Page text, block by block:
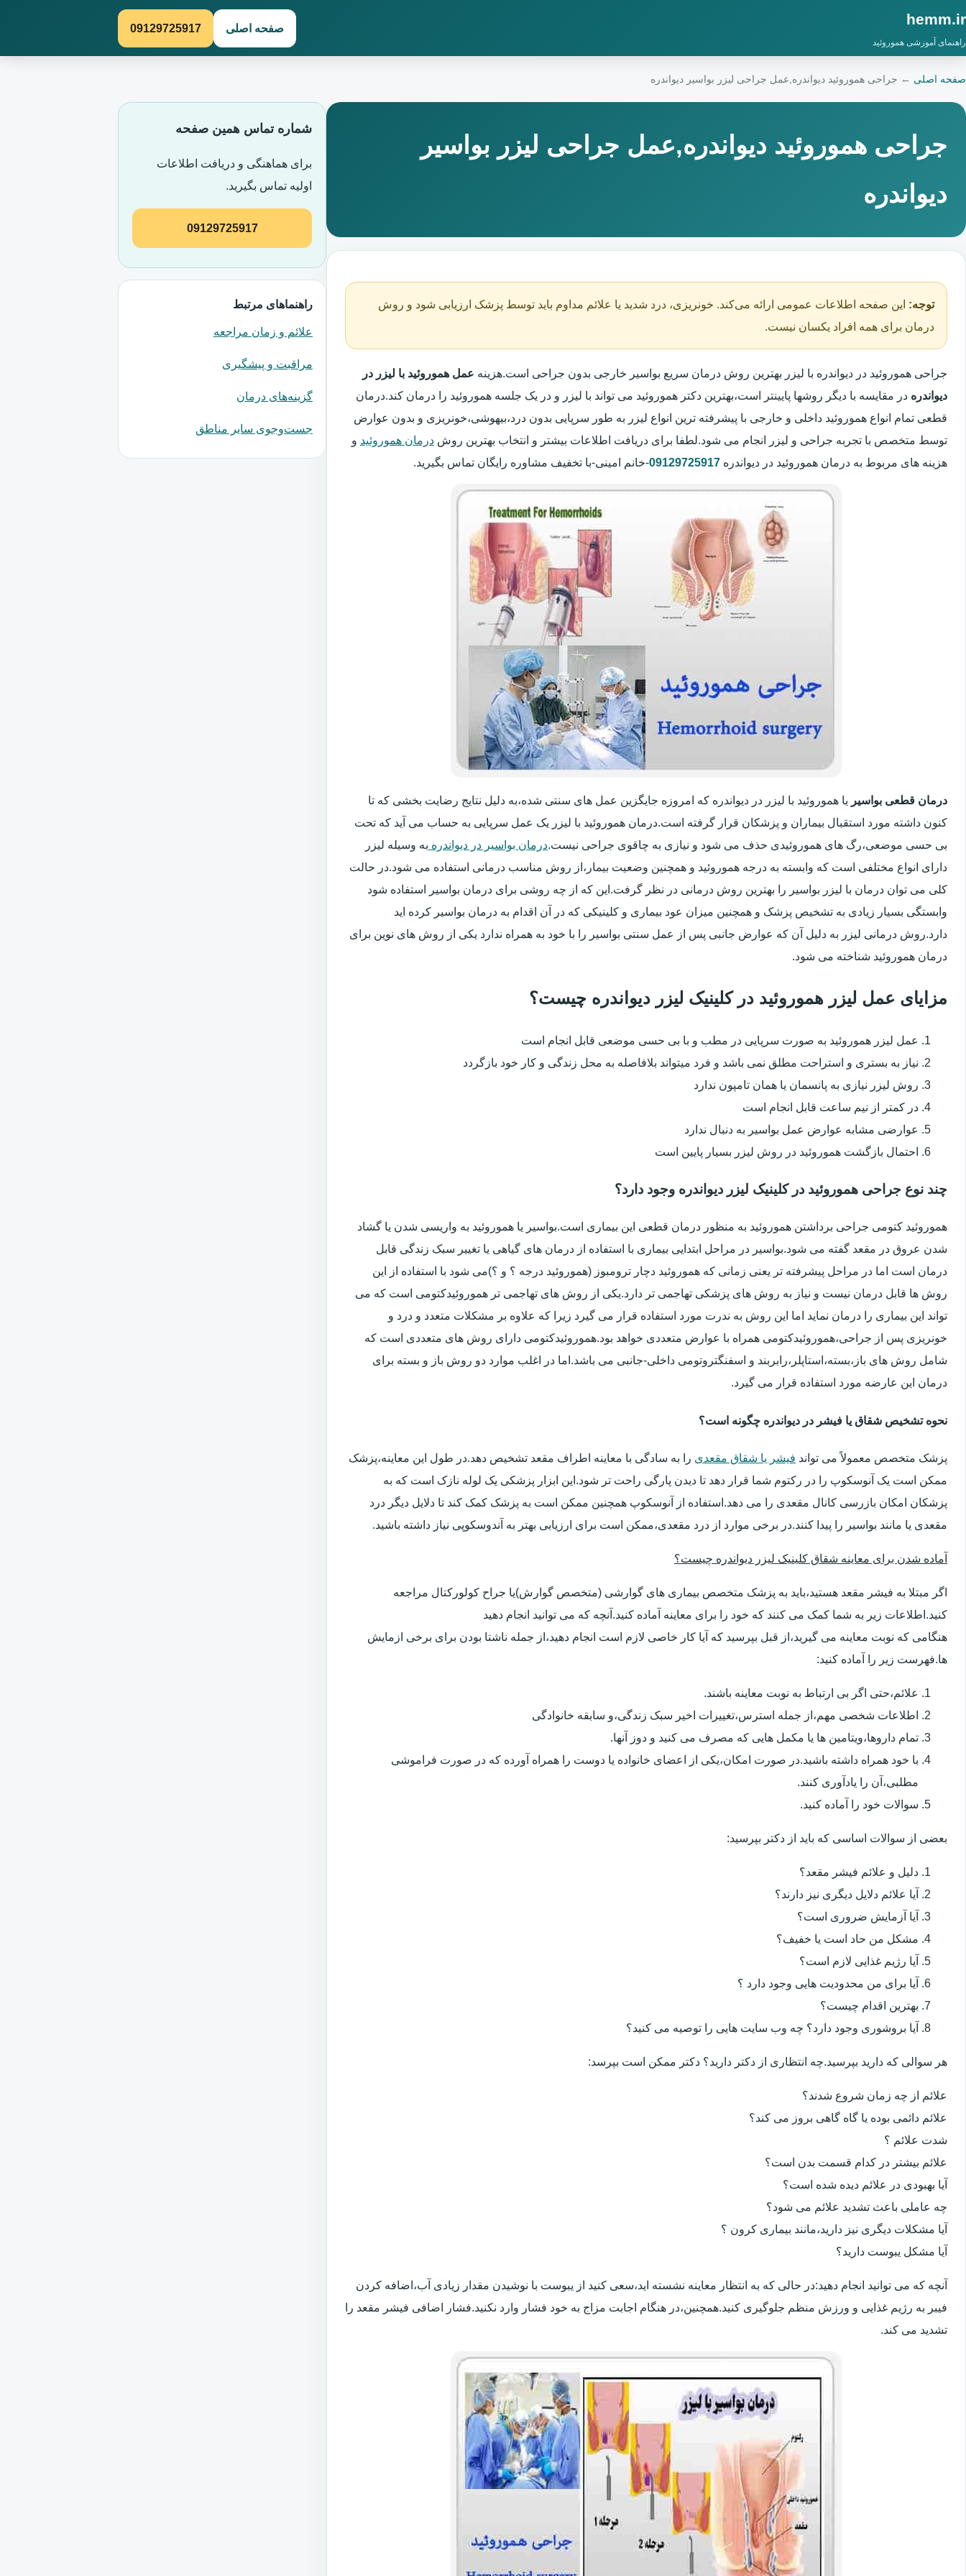
hemm.ir
راهنمای آموزشی هموروئید
صفحه اصلی 09129725917
صفحه اصلی ← جراحی هموروئید دیواندره,عمل جراحی لیزر بواسیر دیواندره
جراحی هموروئید دیواندره,عمل جراحی لیزر بواسیر
دیواندره
توجه: این صفحه اطلاعات عمومی ارائه می‌کند. خونریزی، درد شدید یا علائم مداوم باید توسط پزشک ارزیابی شود و روش
درمان برای همه افراد یکسان نیست.
جراحی هموروئید در دیواندره با لیزر بهترین روش درمان سریع بواسیر خارجی بدون جراحی است.هزینه عمل هموروئید با لیزر در
دیواندره در مقایسه با دیگر روشها پایینتر است،بهترین دکتر هموروئید می تواند با لیزر و در یک جلسه هموروئید را درمان کند.درمان
قطعی تمام انواع هموروئید داخلی و خارجی با پیشرفته ترین انواع لیزر به طور سرپایی بدون درد،بیهوشی،خونریزی و بدون عوارض
توسط متخصص با تجربه جراحی و لیزر انجام می شود.لطفا برای دریافت اطلاعات بیشتر و انتخاب بهترین روش درمان هموروئید و
هزینه های مربوط به درمان هموروئید در دیواندره 09129725917-خانم امینی-با تخفیف مشاوره رایگان تماس بگیرید.
درمان قطعی بواسیر یا هموروئید با لیزر در دیواندره که امروزه جایگزین عمل های سنتی شده،به دلیل نتایج رضایت بخشی که تا
کنون داشته مورد استقبال بیماران و پزشکان قرار گرفته است.درمان هموروئید با لیزر یک عمل سرپایی به حساب می آید که تحت
بی حسی موضعی،رگ های هموروئیدی حذف می شود و نیازی به چاقوی جراحی نیست.درمان بواسیر در دیواندره به وسیله لیزر
دارای انواع مختلفی است که وابسته به درجه هموروئید و همچنین وضعیت بیمار،از روش مناسب درمانی استفاده می شود.در حالت
کلی می توان درمان با لیزر بواسیر را بهترین روش درمانی در نظر گرفت.این که از چه روشی برای درمان بواسیر استفاده شود
وابستگی بسیار زیادی به تشخیص پزشک و همچنین میزان عود بیماری و کلینیکی که در آن اقدام به درمان بواسیر کرده اید
دارد.روش درمانی لیزر به دلیل آن که عوارض جانبی پس از عمل سنتی بواسیر را با خود به همراه ندارد یکی از روش های نوین برای
درمان هموروئید شناخته می شود.
مزایای عمل لیزر هموروئید در کلینیک لیزر دیواندره چیست؟
عمل لیزر هموروئید به صورت سرپایی در مطب و با بی حسی موضعی قابل انجام است
نیاز به بستری و استراحت مطلق نمی باشد و فرد میتواند بلافاصله به محل زندگی و کار خود بازگردد
روش لیزر نیازی به پانسمان یا همان تامپون ندارد
در کمتر از نیم ساعت قابل انجام است
عوارضی مشابه عوارض عمل بواسیر به دنبال ندارد
احتمال بازگشت هموروئید در روش لیزر بسیار پایین است
چند نوع جراحی هموروئید در کلینیک لیزر دیواندره وجود دارد؟
هموروئید کتومی جراحی برداشتن هموروئید به منظور درمان قطعی این بیماری است.بواسیر یا هموروئید به واریسی شدن یا گشاد
شدن عروق در مقعد گفته می شود.بواسیر در مراحل ابتدایی بیماری با استفاده از درمان های گیاهی یا تغییر سبک زندگی قابل
درمان است اما در مراحل پیشرفته تر یعنی زمانی که هموروئید دچار ترومبوز (هموروئید درجه ؟ و ؟)می شود با استفاده از این
روش ها قابل درمان نیست و نیاز به روش های پزشکی تهاجمی تر دارد.یکی از روش های تهاجمی تر هموروئیدکتومی است که می
تواند این بیماری را درمان نماید اما این روش به ندرت مورد استفاده قرار می گیرد زیرا که علاوه بر مشکلات متعدد و درد و
خونریزی پس از جراحی،هموروئیدکتومی همراه با عوارض متعددی خواهد بود.هموروئیدکتومی دارای روش های متعددی است که
شامل روش های باز،بسته،استاپلر،رابربند و اسفنگتروتومی داخلی-جانبی می باشد.اما در اغلب موارد دو روش باز و بسته برای
درمان این عارضه مورد استفاده قرار می گیرد.
نحوه تشخیص شقاق یا فیشر در دیواندره چگونه است؟
پزشک متخصص معمولاً می تواند فیشر یا شقاق مقعدی را به سادگی با معاینه اطراف مقعد تشخیص دهد.در طول این معاینه،پزشک
ممکن است یک آنوسکوپ را در رکتوم شما قرار دهد تا دیدن پارگی راحت تر شود.این ابزار پزشکی یک لوله نازک است که به
پزشکان امکان بازرسی کانال مقعدی را می دهد.استفاده از آنوسکوپ همچنین ممکن است به پزشک کمک کند تا دلایل دیگر درد
مقعدی یا مانند بواسیر را پیدا کنند.در برخی موارد از درد مقعدی،ممکن است برای ارزیابی بهتر به آندوسکوپی نیاز داشته باشید.
آماده شدن برای معاینه شقاق کلینیک لیزر دیواندره چیست؟
اگر مبتلا به فیشر مقعد هستید،باید به پزشک متخصص بیماری های گوارشی (متخصص گوارش)یا جراح کولورکتال مراجعه
کنید.اطلاعات زیر به شما کمک می کنند که خود را برای معاینه آماده کنید.آنچه که می توانید انجام دهید
هنگامی که نوبت معاینه می گیرید،از قبل بپرسید که آیا کار خاصی لازم است انجام دهید،از جمله ناشتا بودن برای برخی ازمایش
ها.فهرست زیر را آماده کنید:
علائم،حتی اگر بی ارتباط به نوبت معاینه باشند.
اطلاعات شخصی مهم،از جمله استرس،تغییرات اخیر سبک زندگی،و سابقه خانوادگی
تمام داروها،ویتامین ها یا مکمل هایی که مصرف می کنید و دوز آنها.
با خود همراه داشته باشید.در صورت امکان،یکی از اعضای خانواده یا دوست را همراه آورده که در صورت فراموشی
مطلبی،آن را یادآوری کنند.
سوالات خود را آماده کنید.
بعضی از سوالات اساسی که باید از دکتر بپرسید:
دلیل و علائم فیشر مقعد؟
آیا علائم دلایل دیگری نیز دارند؟
آیا آزمایش ضروری است؟
مشکل من حاد است یا خفیف؟
آیا رژیم غذایی لازم است؟
آیا برای من محدودیت هایی وجود دارد ؟
بهترین اقدام چیست؟
آیا بروشوری وجود دارد؟ چه وب سایت هایی را توصیه می کنید؟
هر سوالی که دارید بپرسید.چه انتظاری از دکتر دارید؟ دکتر ممکن است بپرسد:
علائم از چه زمان شروع شدند؟
علائم دائمی بوده یا گاه گاهی بروز می کند؟
شدت علائم ؟
علائم بیشتر در کدام قسمت بدن است؟
آیا بهبودی در علائم دیده شده است؟
چه عاملی باعث تشدید علائم می شود؟
آیا مشکلات دیگری نیز دارید،مانند بیماری کرون ؟
آیا مشکل یبوست دارید؟
آنچه که می توانید انجام دهید:در حالی که به انتظار معاینه نشسته اید،سعی کنید از یبوست با نوشیدن مقدار زیادی آب،اضافه کردن
فیبر به رژیم غذایی و ورزش منظم جلوگیری کنید.همچنین،در هنگام اجابت مزاج به خود فشار وارد نکنید.فشار اضافی فیشر مقعد را
تشدید می کند.
شماره تماس همین صفحه
برای هماهنگی و دریافت اطلاعات
اولیه تماس بگیرید.
09129725917
راهنماهای مرتبط
علائم و زمان مراجعه
مراقبت و پیشگیری
گزینه‌های درمان
جست‌وجوی سایر مناطق